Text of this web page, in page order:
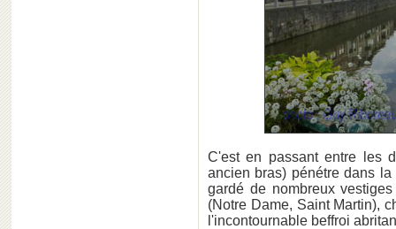
C'est en passant entre les
ancien bras) pénétre dans
gardé de nombreux
(Notre Dame, Saint Martin),
l'incontournable beffroi